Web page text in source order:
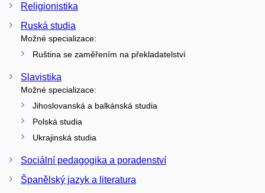
Religionistika
Ruská studia
Možné specializace:
Ruština se zaměřením na překladatelství
Slavistika
Možné specializace:
Jihoslovanská a balkánská studia
Polská studia
Ukrajinská studia
Sociální pedagogika a poradenství
Španělský jazyk a literatura